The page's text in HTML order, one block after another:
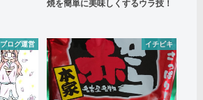
焼を簡単に美味しくするウラ技！
ブログ運営 イチビキ